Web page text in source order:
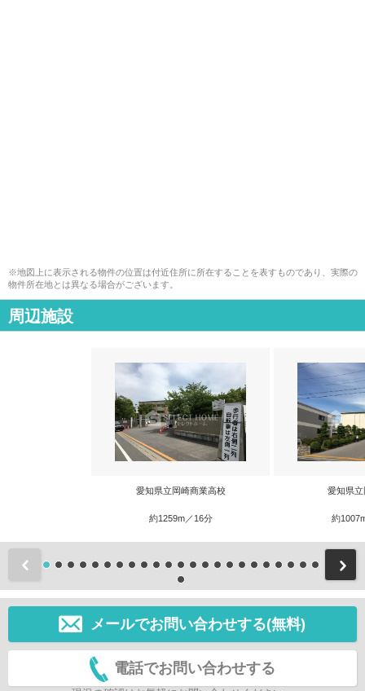
※地図上に表示される物件の位置は付近住所に所在することを表すものであり、実際の
物件所在地とは異なる場合がございます。
周辺施設
愛知県立岡崎商業高校
約1259m／16分
愛知県
約
前
メールでお問い合わせする(無料)
電話でお問い合わせする